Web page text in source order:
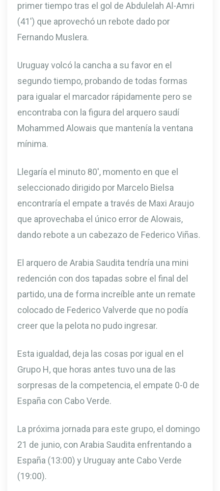
primer tiempo tras el gol de Abdulelah Al-Amri
(41′) que aprovechó un rebote dado por
Fernando Muslera.
Uruguay volcó la cancha a su favor en el
segundo tiempo, probando de todas formas
para igualar el marcador rápidamente pero se
encontraba con la figura del arquero saudí
Mohammed Alowais que mantenía la ventana
mínima.
Llegaría el minuto 80′, momento en que el
seleccionado dirigido por Marcelo Bielsa
encontraría el empate a través de Maxi Araujo
que aprovechaba el único error de Alowais,
dando rebote a un cabezazo de Federico Viñas.
El arquero de Arabia Saudita tendría una mini
redención con dos tapadas sobre el final del
partido, una de forma increíble ante un remate
colocado de Federico Valverde que no podía
creer que la pelota no pudo ingresar.
Esta igualdad, deja las cosas por igual en el
Grupo H, que horas antes tuvo una de las
sorpresas de la competencia, el empate 0-0 de
España con Cabo Verde.
La próxima jornada para este grupo, el domingo
21 de junio, con Arabia Saudita enfrentando a
España (13:00) y Uruguay ante Cabo Verde
(19:00).